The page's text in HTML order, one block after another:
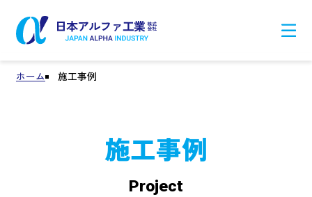
ホーム 施工事例
施工事例
Project